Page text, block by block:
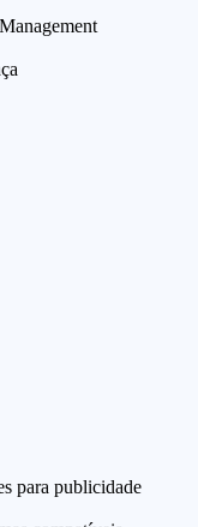
para publicidade